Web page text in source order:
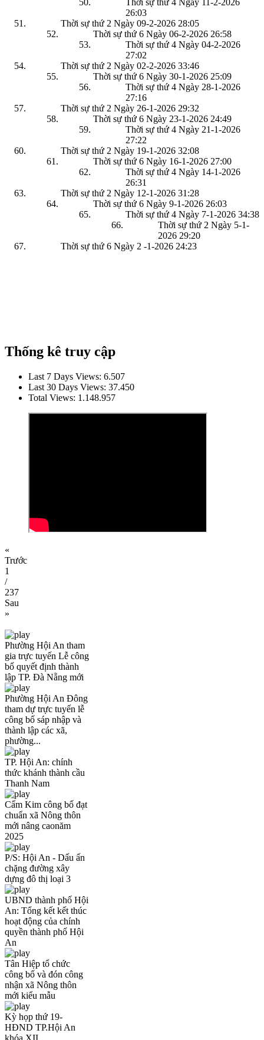
Thời sự thứ 4 Ngày 11-2-2026
26:03
Thời sự thứ 2 Ngày 09-2-2026 28:05
Thời sự thứ 6 Ngày 06-2-2026 26:58
Thời sự thứ 4 Ngày 04-2-2026
27:02
Thời sự thứ 2 Ngày 02-2-2026 33:46
Thời sự thứ 6 Ngày 30-1-2026 25:09
Thời sự thứ 4 Ngày 28-1-2026
27:16
Thời sự thứ 2 Ngày 26-1-2026 29:32
Thời sự thứ 6 Ngày 23-1-2026 24:49
Thời sự thứ 4 Ngày 21-1-2026
27:22
Thời sự thứ 2 Ngày 19-1-2026 32:08
Thời sự thứ 6 Ngày 16-1-2026 27:00
Thời sự thứ 4 Ngày 14-1-2026
26:31
Thời sự thứ 2 Ngày 12-1-2026 31:28
Thời sự thứ 6 Ngày 9-1-2026 26:03
Thời sự thứ 4 Ngày 7-1-2026 34:38
Thời sự thứ 2 Ngày 5-1-
2026 29:20
Thời sự thứ 6 Ngày 2 -1-2026 24:23
Thống kê truy cập
Last 7 Days Views: 6.507
Last 30 Days Views: 37.450
Total Views: 1.148.957
«
Trước
1
/
237
Sau
»
Phường Hội An tham
gia trực tuyến Lễ công
bố quyết định thành
lập TP. Đà Nẵng mới
Phường Hội An Đông
tham dự trực tuyến lễ
công bố sáp nhập và
thành lập các xã,
phường...
TP. Hội An: chính
thức khánh thành cầu
Thanh Nam
Cẩm Kim công bố đạt
chuẩn xã Nông thôn
mới nâng caonăm
2025
P/S: Hội An - Dấu ấn
chặng đường xây
dựng đô thị loại 3
UBND thành phố Hội
An: Tổng kết kết thúc
hoạt động của chính
quyền thành phố Hội
An
Tân Hiệp tổ chức
công bố và đón công
nhận xã Nông thôn
mới kiểu mẫu
Kỳ họp thứ 19-
HĐND TP.Hội An
khóa XII